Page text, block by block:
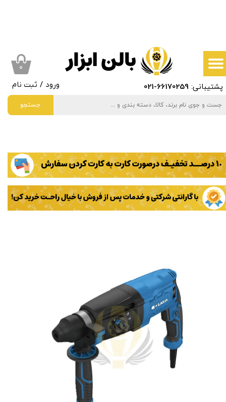
جستجو
پشتیبانی:66170259
-021 ورود / ثبت نام
سفارشات
خروج از حساب کاربری
۰